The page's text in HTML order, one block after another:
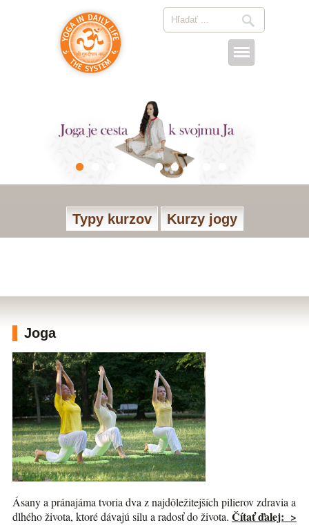
Typy kurzov Kurzy jogy
Joga
Ásany a pránajáma tvoria dva z najdôležitejších pilierov zdravia a
dlhého života, ktoré dávajú silu a radosť do života. Čítať ďalej: >